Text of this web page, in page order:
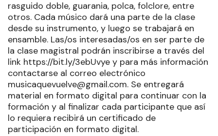
rasguido doble, guarania, polca, folclore, entre
otros. Cada músico dará una parte de la clase
desde su instrumento, y luego se trabajará en
ensamble. Las/os interesadas/os en ser parte de
la clase magistral podrán inscribirse a través del
link https://bit.ly/3ebUvye y para más información
contactarse al correo electrónico
musicaquevuelve@gmail.com. Se entregará
material en formato digital para continuar con la
formación y al finalizar cada participante que así
lo requiera recibirá un certificado de
participación en formato digital.